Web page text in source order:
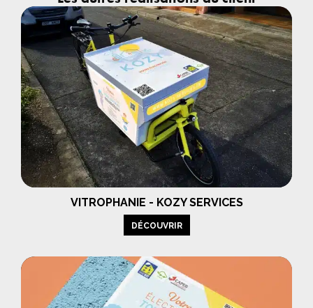
VITROPHANIE - KOZY SERVICES
DÉCOUVRIR